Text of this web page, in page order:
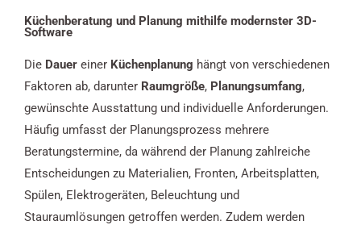
Küchenberatung und Planung mithilfe modernster 3D-
Software
Die Dauer einer Küchenplanung hängt von verschiedenen
Faktoren ab, darunter Raumgröße, Planungsumfang,
gewünschte Ausstattung und individuelle Anforderungen.
Häufig umfasst der Planungsprozess mehrere
Beratungstermine, da während der Planung zahlreiche
Entscheidungen zu Materialien, Fronten, Arbeitsplatten,
Spülen, Elektrogeräten, Beleuchtung und
Stauraumlösungen getroffen werden. Zudem werden